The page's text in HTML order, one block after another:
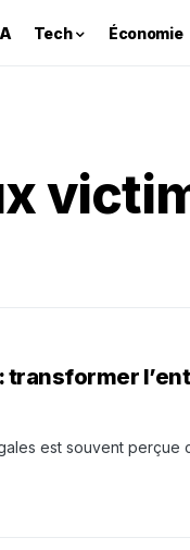
Tech Économie
est souvent perçue